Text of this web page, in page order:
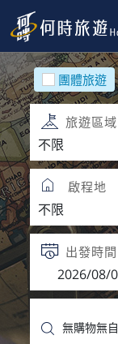
團體旅遊
旅遊區域
啟程地
出發時間